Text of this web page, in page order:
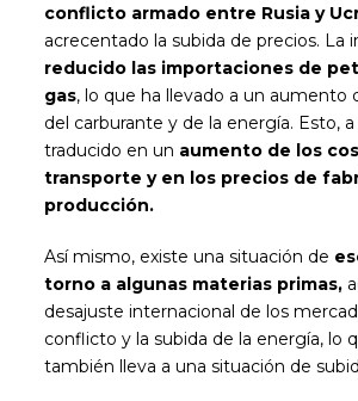
conflicto armado entre Rusia y
acrecentado la subida de precios. La
reducido las importaciones de
gas, lo que ha llevado a un aumento
del carburante y de la energía. Esto,
traducido en un aumento de los
transporte y en los precios de
producción.
Así mismo, existe una situación de
torno a algunas materias primas,
desajuste internacional de los
conflicto y la subida de la energía, lo
también lleva a una situación de